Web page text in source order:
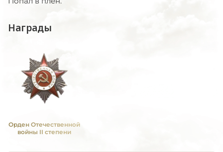
Награды
Орден Отечественной
войны II степени